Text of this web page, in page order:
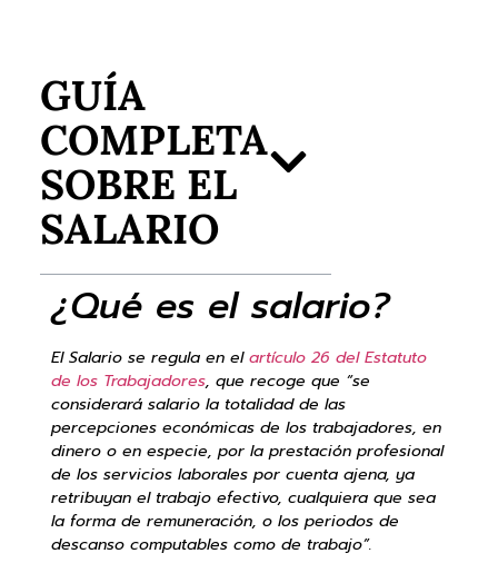
GUÍA
COMPLETA
SOBRE EL
SALARIO
¿Qué es el salario?
El Salario se regula en elartículo 26 del Estatuto
de los Trabajadores, que recoge que “se
considerará salario la totalidad de las
percepciones económicas de los trabajadores, en
dinero o en especie, por la prestación profesional
de los servicios laborales por cuenta ajena, ya
retribuyan el trabajo efectivo, cualquiera que sea
la forma de remuneración, o los periodos de
descanso computables como de trabajo”.